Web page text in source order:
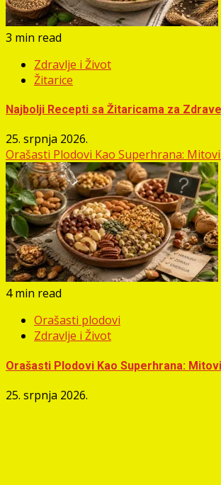
3 min read
Zdravlje i Život
Žitarice
Najbolji Recepti sa Žitaricama za
25. srpnja 2026.
Orašasti Plodovi Kao Superhrana:
4 min read
Orašasti plodovi
Zdravlje i Život
Orašasti Plodovi Kao Superhrana:
25. srpnja 2026.